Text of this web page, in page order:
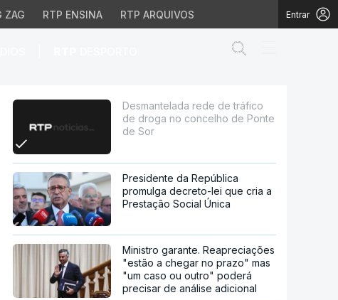
ZAG RTP ENSINA RTP ARQUIVOS Entrar
concelho de Ponte de
Desmantelada rede de tráfico
de droga no concelho de Ponte
de Sor
Presidente da República
promulga decreto-lei que cria a
Prestação Social Única
Ministro garante. Reapreciações
"estão a chegar no prazo" mas
"um caso ou outro" poderá
precisar de análise adicional